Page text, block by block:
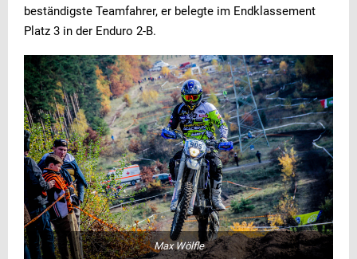
beständigste Teamfahrer, er belegte im Endklassement
Platz 3 in der Enduro 2-B.
Max Wölfle